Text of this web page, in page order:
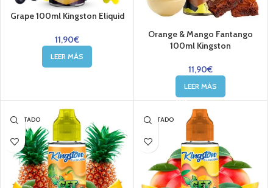
Grape 100ml Kingston Eliquid
11,90€
LEER MÁS
Orange & Mango Fantango
100ml Kingston
11,90€
LEER MÁS
AGOTADO AGOTADO